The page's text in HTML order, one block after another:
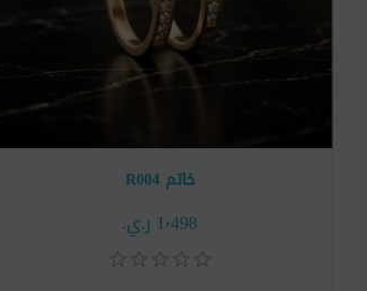
خاتم R004
1٬498 ر.ي.‏